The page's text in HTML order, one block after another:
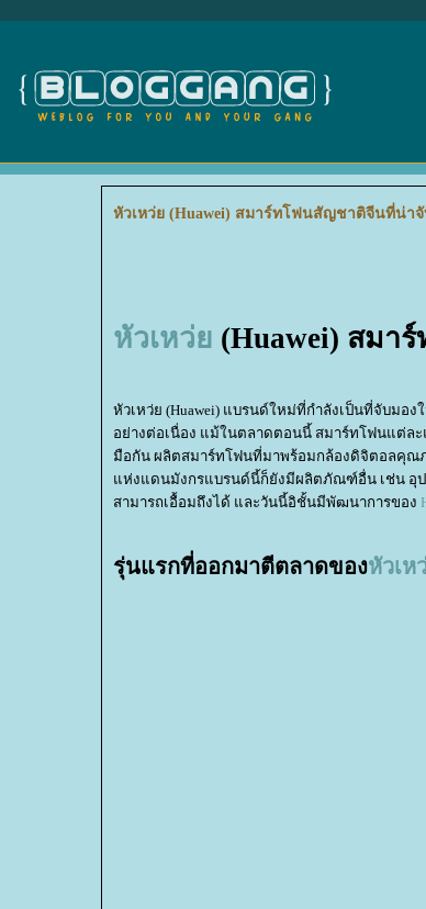
หัวเหว่ย (Huawei) สมาร์ทโฟนสัญชาติจีนที่น่า
หัวเหว่ (Huawei) สมา
หัวเหว่ย (Huawei) แบรนด์ใหม่ที่กำลังเป็นที่จับม
อย่างต่อเนื่อง แม้ในตลาดตอนนี้ สมาร์ทโฟนแต่ล
มือกัน ผลิตสมาร์ทโฟนที่มาพร้อมกล้องดิจิตอลคุณ
ห่งแดนมังกรแบรนด์นี้ก็ยังมีผลิตภัณฑ์อื่น เช่น อุป
สามารถเอื้อมถึงได้ และวันนี้อิชั้นมีพัฒนาการของ
รุ่นแรกที่ออกมาตีตลาดของหัวเ